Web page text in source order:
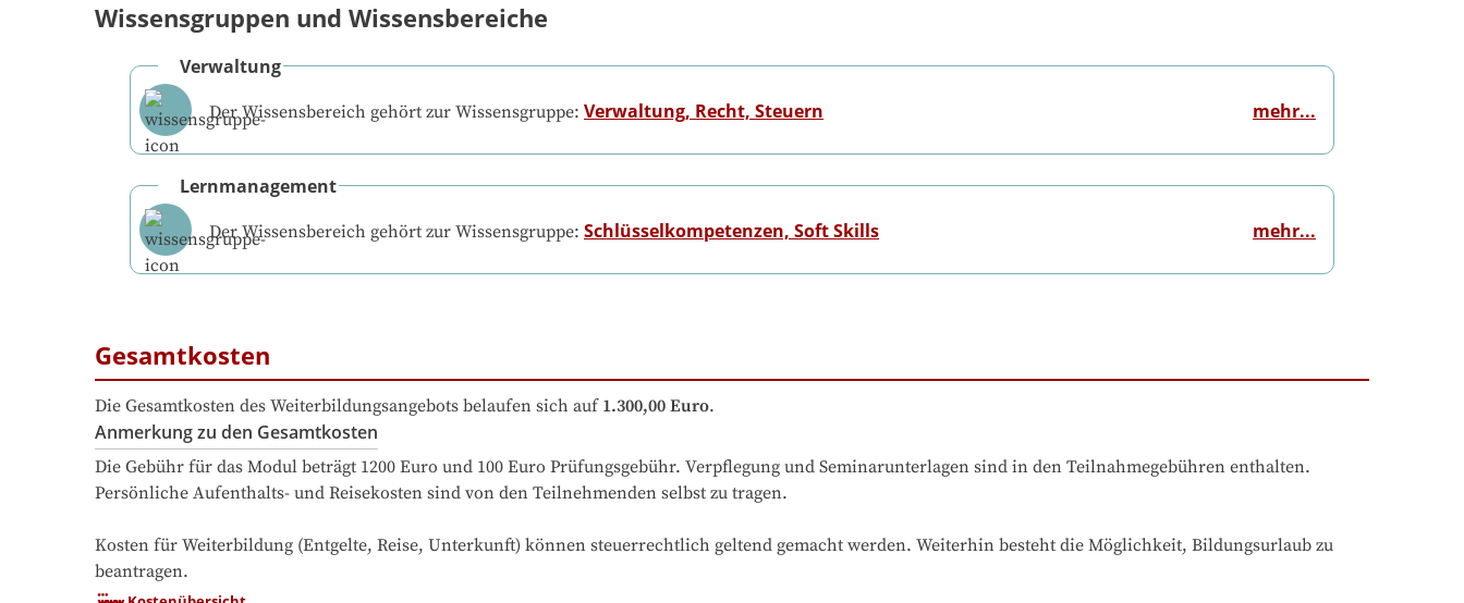
Wissensgruppen und Wissensbereiche
Verwaltung
Der Wissensbereich gehört zur Wissensgruppe: Verwaltung, Recht, Steuern mehr...
Lernmanagement
Der Wissensbereich gehört zur Wissensgruppe: Schlüsselkompetenzen, Soft Skills mehr...
Gesamtkosten
Die Gesamtkosten des Weiterbildungsangebots belaufen sich auf 1.300,00 Euro.
Anmerkung zu den Gesamtkosten
Die Gebühr für das Modul beträgt 1200 Euro und 100 Euro Prüfungsgebühr. Verpflegung und Seminarunterlagen sind in den Teilnahmegebühren enthalten.
Persönliche Aufenthalts- und Reisekosten sind von den Teilnehmenden selbst zu tragen.
Kosten für Weiterbildung (Entgelte, Reise, Unterkunft) können steuerrechtlich geltend gemacht werden. Weiterhin besteht die Möglichkeit, Bildungsurlaub zu
beantragen.